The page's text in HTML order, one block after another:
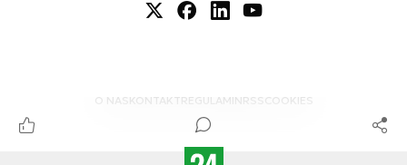
O NAS KONTAKTREGULAMINRSS COOKIES